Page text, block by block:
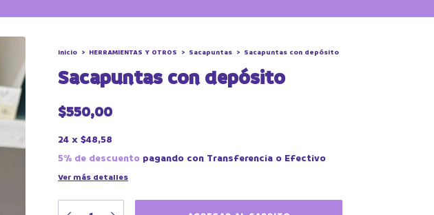
Inicio > HERRAMIENTAS Y OTROS > Sacapuntas > Sacapuntas con depósito
Sacapuntas con depósito
$550,00
24 x $48,58
5% de descuento pagando con Transferencia o Efectivo
Ver más detalles